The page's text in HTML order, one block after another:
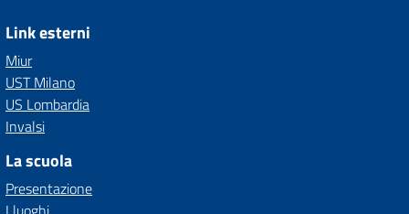
Link esterni
Miur
UST Milano
US Lombardia
Invalsi
La scuola
Presentazione